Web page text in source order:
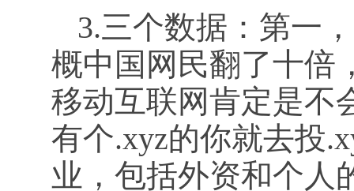
3.三个数据：第一
概中国网民翻了十倍
移动互联网肯定是不
有个.xyz的你就去投
业，包括外资和个人